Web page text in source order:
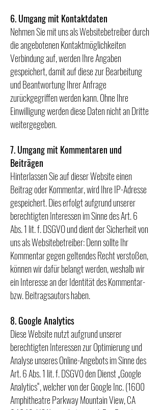
6. Umgang mit Kontaktdaten
Nehmen Sie mit uns als Websitebetreiber durch
die angebotenen Kontaktmöglichkeiten
Verbindung auf, werden Ihre Angaben
gespeichert, damit auf diese zur Bearbeitung
und Beantwortung Ihrer Anfrage
zurückgegriffen werden kann. Ohne Ihre
Einwilligung werden diese Daten nicht an Dritte
weitergegeben.
7. Umgang mit Kommentaren und
Beiträgen
Hinterlassen Sie auf dieser Website einen
Beitrag oder Kommentar, wird Ihre IP-Adresse
gespeichert. Dies erfolgt aufgrund unserer
berechtigten Interessen im Sinne des Art. 6
Abs. 1 lit. f. DSGVO und dient der Sicherheit von
uns als Websitebetreiber: Denn sollte Ihr
Kommentar gegen geltendes Recht verstoßen,
können wir dafür belangt werden, weshalb wir
ein Interesse an der Identität des Kommentar-
bzw. Beitragsautors haben.
8. Google Analytics
Diese Website nutzt aufgrund unserer
berechtigten Interessen zur Optimierung und
Analyse unseres Online-Angebots im Sinne des
Art. 6 Abs. 1 lit. f. DSGVO den Dienst „Google
Analytics“, welcher von der Google Inc. (1600
Amphitheatre Parkway Mountain View, CA